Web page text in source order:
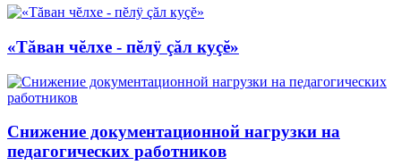
«Тăван чĕлхе - пĕлÿ çăл куçĕ»
Снижение документационной нагрузки на
педагогических работников